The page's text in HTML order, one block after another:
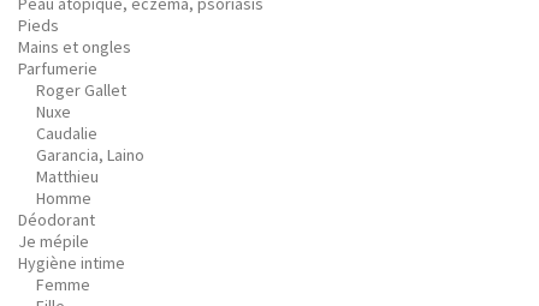
Pieds
Mains et ongles
Parfumerie
Roger Gallet
Nuxe
Caudalie
Garancia, Laino
Matthieu
Homme
Déodorant
Je mépile
Hygiène intime
Femme